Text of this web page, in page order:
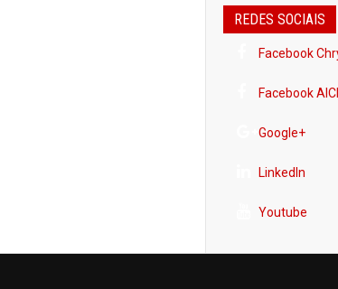
REDES SOCIAIS
Facebook
Facebook
Google+
LinkedIn
Youtube